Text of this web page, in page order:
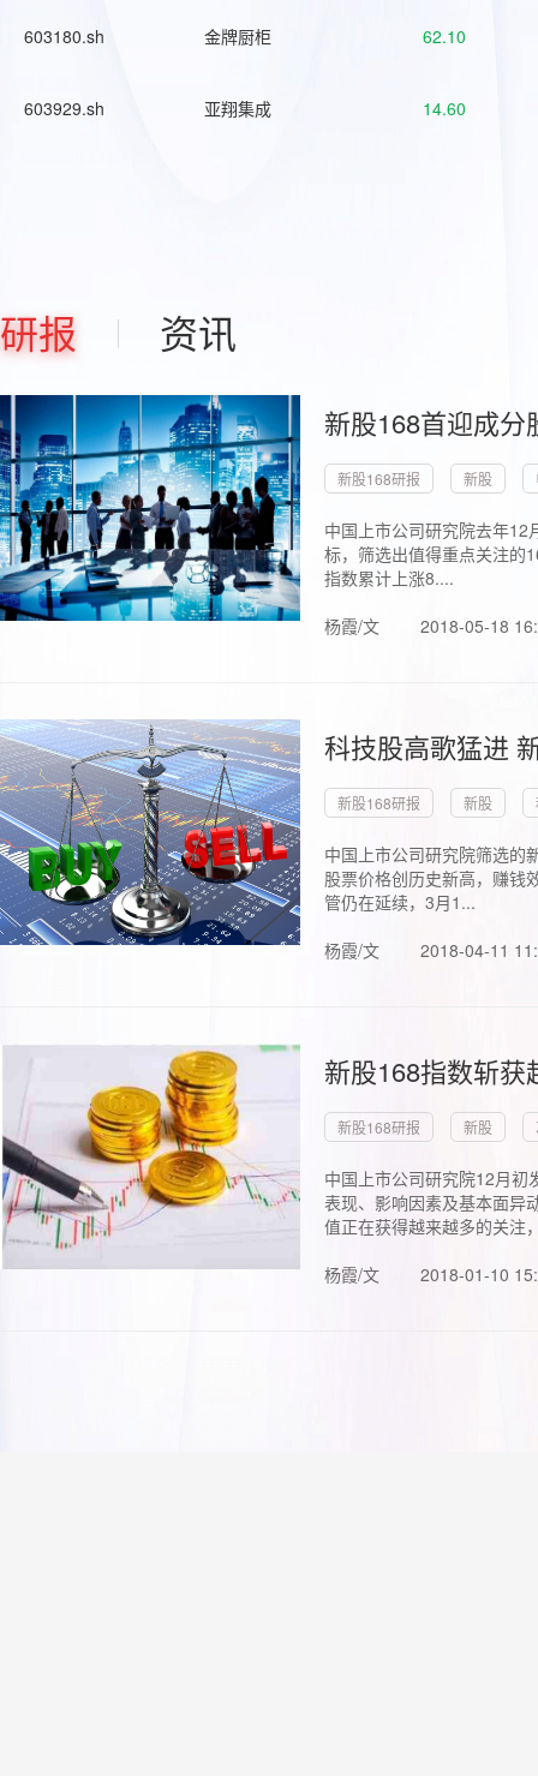
603180.sh 金牌厨柜 62.10
603929.sh 亚翔集成 14.60
研报 资讯
新股168首迎成
新股168研报 新股
中国上市公司研究院去年
标，筛选出值得重点关注的
指数累计上涨8....
杨霞/文
2018-05-18
科技股高歌猛进
新股168研报 新股
中国上市公司研究院筛选的
股票价格创历史新高，赚钱
管仍在延续，3月1...
杨霞/文
2018-04-11
新股168指数斩
新股168研报 新股
中国上市公司研究院12月初
表现、影响因素及基本面异
值正在获得越来越多的关注
杨霞/文
2018-01-10